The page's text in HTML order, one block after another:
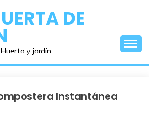
DE
y jardín.
Instantánea